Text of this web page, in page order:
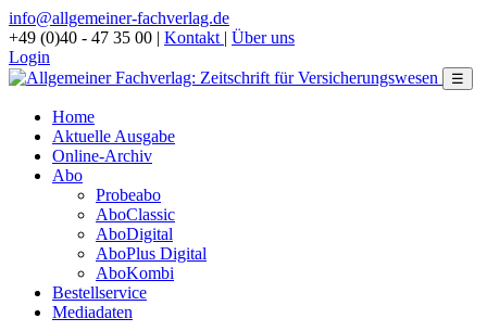
info@allgemeiner-fachverlag.de
+49 (0)40 - 47 35 00 | Kontakt | Über uns
Login
☰
Home
Aktuelle Ausgabe
Online-Archiv
Abo
Probeabo
AboClassic
AboDigital
AboPlus Digital
AboKombi
Bestellservice
Mediadaten